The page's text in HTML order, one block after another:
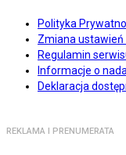
Polityka
Zmiana ustawień
Regulamin
Informacje o
Deklaracja
REKLAMA I PRENUMERATA